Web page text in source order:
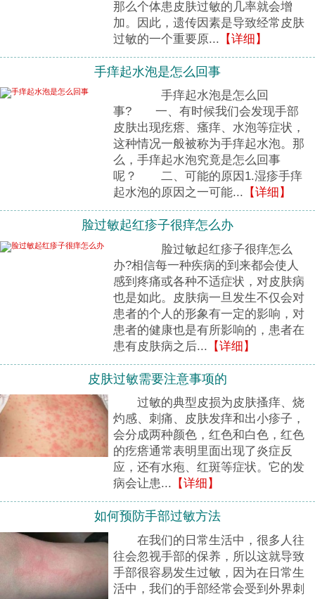
那么个体患皮肤过敏的几率就会增
加。因此，遗传因素是导致经常皮肤
过敏的一个重要原... 【详细】
手痒起水泡是怎么回事
手痒起水泡是怎么回
事? 一、有时候我们会发现手部
皮肤出现疙瘩、瘙痒、水泡等症状，
这种情况一般被称为手痒起水泡。那
么，手痒起水泡究竟是怎么回事
呢？ 二、可能的原因1.湿疹手痒
起水泡的原因之一可能... 【详细】
脸过敏起红疹子很痒怎么办
脸过敏起红疹子很痒怎么
办?相信每一种疾病的到来都会使人
感到疼痛或各种不适症状，对皮肤病
也是如此。皮肤病一旦发生不仅会对
患者的个人的形象有一定的影响，对
患者的健康也是有所影响的，患者在
患有皮肤病之后... 【详细】
皮肤过敏需要注意事项的
过敏的典型皮损为皮肤搔痒、烧
灼感、刺痛、皮肤发痒和出小疹子，
会分成两种颜色，红色和白色，红色
的疙瘩通常表明里面出现了炎症反
应，还有水疱、红斑等症状。它的发
病会让患... 【详细】
如何预防手部过敏方法
在我们的日常生活中，很多人往
往会忽视手部的保养，所以这就导致
手部很容易发生过敏，因为在日常生
活中，我们的手部经常会受到外界刺